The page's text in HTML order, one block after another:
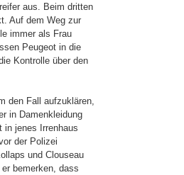
aus. Beim dritten
Auf dem Weg zur
immer als Frau
Peugeot in die
Kontrolle über den
den Fall aufzuklären,
in Damenkleidung
in jenes Irrenhaus
der Polizei
und Clouseau
bemerken, dass